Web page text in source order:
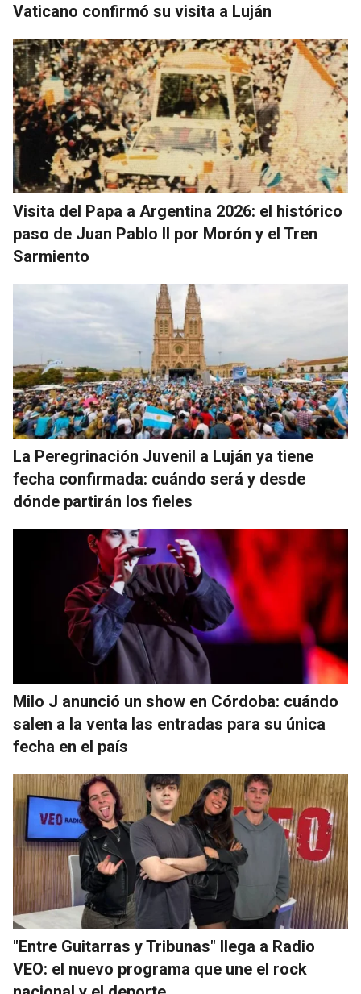
Vaticano confirmó su visita a Luján
Visita del Papa a Argentina 2026: el histórico
paso de Juan Pablo II por Morón y el Tren
Sarmiento
La Peregrinación Juvenil a Luján ya tiene
fecha confirmada: cuándo será y desde
dónde partirán los fieles
Milo J anunció un show en Córdoba: cuándo
salen a la venta las entradas para su única
fecha en el país
"Entre Guitarras y Tribunas" llega a Radio
VEO: el nuevo programa que une el rock